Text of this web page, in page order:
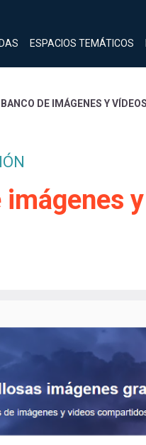
ESPACIOS TEMÁTICOS
DE IMÁGENES Y VÍDEOS